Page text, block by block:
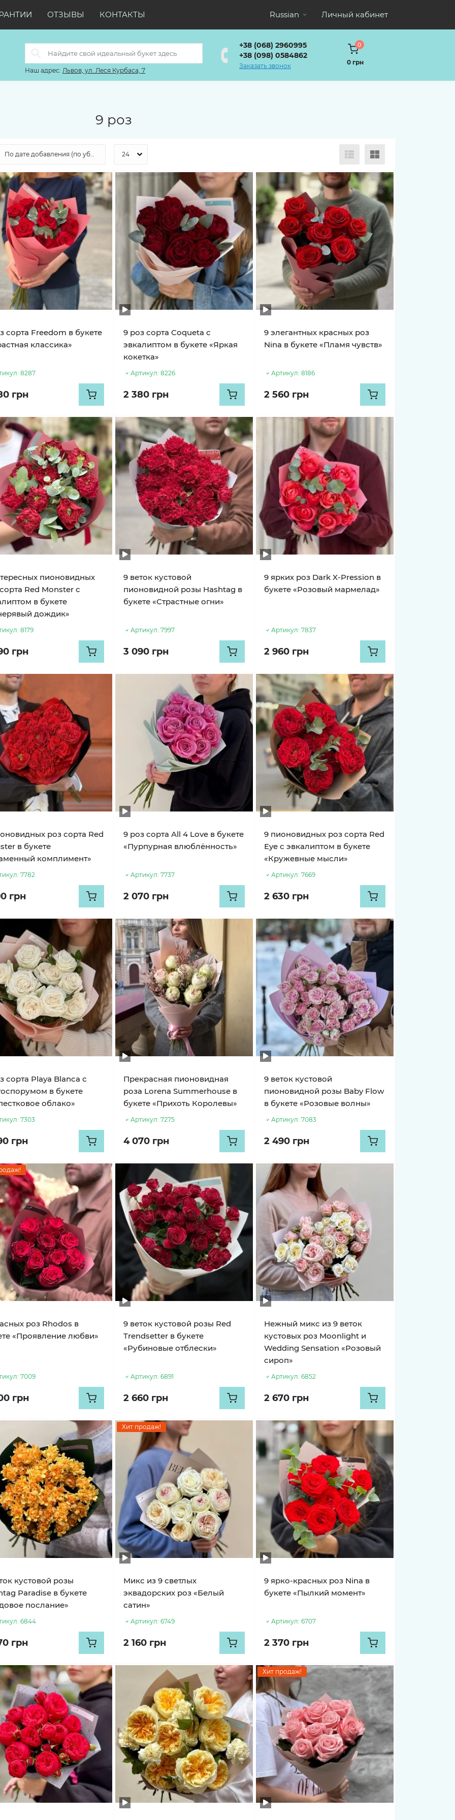
ОТЗЫВЫ КОНТАКТЫ Russian Личный кабинет
Наш адрес: Львов, ул. Леся Курбаса, 7
+38 (068) 2960995
+38 (098) 0584862
Заказать звонок
0
0 грн
9 роз
сорта Freedom в букете
классика»
8287
грн
9 роз сорта Coqueta с
эвкалиптом в букете «Яркая
кокетка»
Артикул: 8226
2 380 грн
9 элегантных красных роз
Nina в букете «Пламя чувств»
Артикул: 8186
2 560 грн
пионовидных
Red Monster с
в букете
дождик»
8179
грн
9 веток кустовой
пионовидной розы Hashtag в
букете «Страстные огни»
Артикул: 7997
3 090 грн
9 ярких роз Dark X-Pression в
букете «Розовый мармелад»
Артикул: 7837
2 960 грн
роз сорта Red
в букете
комплимент»
7782
грн
9 роз сорта All 4 Love в букете
«Пурпурная влюблённость»
Артикул: 7737
2 070 грн
9 пионовидных роз сорта Red
Eye с эвкалиптом в букете
«Кружевные мысли»
Артикул: 7669
2 630 грн
сорта Playa Blanca с
в букете
облако»
7303
грн
Прекрасная пионовидная
роза Lorena Summerhouse в
букете «Прихоть Королевы»
Артикул: 7275
4 070 грн
9 веток кустовой
пионовидной розы Baby Flow
в букете «Розовые волны»
Артикул: 7083
2 490 грн
роз Rhodos в
«Проявление любви»
7009
грн
9 веток кустовой розы Red
Trendsetter в букете
«Рубиновые отблески»
Артикул: 6891
2 660 грн
Нежный микс из 9 веток
кустовых роз Moonlight и
Wedding Sensation «Розовый
сироп»
Артикул: 6852
2 670 грн
кустовой розы
Paradise в букете
послание»
6844
грн
Хит продаж!
Микс из 9 светлых
эквадорских роз «Белый
сатин»
Артикул: 6749
2 160 грн
9 ярко-красных роз Nina в
букете «Пылкий момент»
Артикул: 6707
2 370 грн
Хит продаж!